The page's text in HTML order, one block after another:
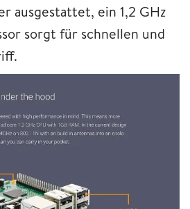
ausgestattet, ein 1,2 GHz
sorgt für schnellen und